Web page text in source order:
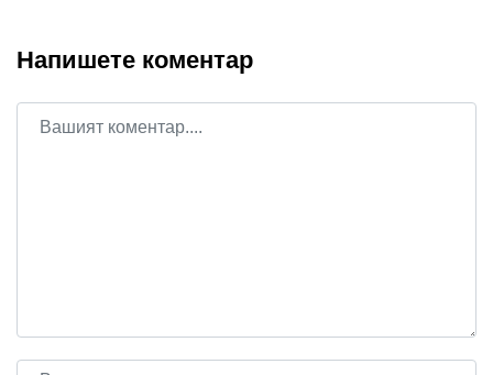
Напишете коментар